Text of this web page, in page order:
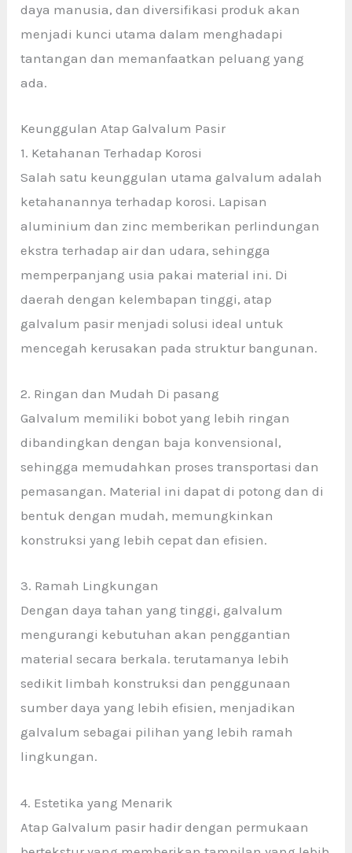
daya manusia, dan diversifikasi produk akan
menjadi kunci utama dalam menghadapi
tantangan dan memanfaatkan peluang yang
ada.
Keunggulan Atap Galvalum Pasir
1. Ketahanan Terhadap Korosi
Salah satu keunggulan utama galvalum adalah
ketahanannya terhadap korosi. Lapisan
aluminium dan zinc memberikan perlindungan
ekstra terhadap air dan udara, sehingga
memperpanjang usia pakai material ini. Di
daerah dengan kelembapan tinggi, atap
galvalum pasir menjadi solusi ideal untuk
mencegah kerusakan pada struktur bangunan.
2. Ringan dan Mudah Di pasang
Galvalum memiliki bobot yang lebih ringan
dibandingkan dengan baja konvensional,
sehingga memudahkan proses transportasi dan
pemasangan. Material ini dapat di potong dan di
bentuk dengan mudah, memungkinkan
konstruksi yang lebih cepat dan efisien.
3. Ramah Lingkungan
Dengan daya tahan yang tinggi, galvalum
mengurangi kebutuhan akan penggantian
material secara berkala. terutamanya lebih
sedikit limbah konstruksi dan penggunaan
sumber daya yang lebih efisien, menjadikan
galvalum sebagai pilihan yang lebih ramah
lingkungan.
4. Estetika yang Menarik
Atap Galvalum pasir hadir dengan permukaan